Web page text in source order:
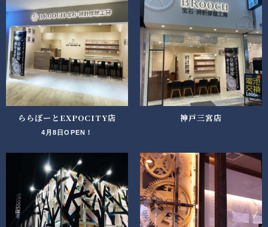
ららぽーとEXPOCITY店
4月8日OPEN！
神戸三宮店